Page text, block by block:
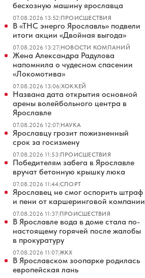
бесхозную машину ярославца
07.08.2026 13:52|ПРОИСШЕСТВИЯ
В «ТНС энерго Ярославль» подвели
итоги акции «Двойная выгода»
07.08.2026 13:27|НОВОСТИ КОМПАНИЙ
Жена Александра Радулова
напомнила о чудесном спасении
«Локомотива»
07.08.2026 13:06|ХОККЕЙ
Названа дата открытия основной
арены волейбольного центра в
Ярославле
07.08.2026 12:07|НАУКА
Ярославцу грозит пожизненный
срок за госизмену
07.08.2026 11:53|ПРОИСШЕСТВИЯ
Победителям забега в Ярославле
вручат бетонную крышку люка
07.08.2026 11:44|СПОРТ
Ярославец не смог оспорить штраф
и пени от каршеринговой компании
07.08.2026 11:37|ПРОИСШЕСТВИЯ
В Ярославле вода в доме стала по-
настоящему горячей после жалобы
в прокуратуру
07.08.2026 11:07|ЖКХ
В Ярославском зоопарке родилась
европейская лань